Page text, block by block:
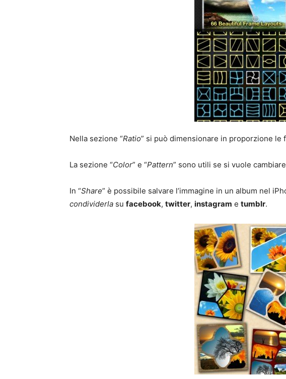
Nella sezione “Ratio” si può dimensionare in proporzione le
La sezione “Color” e “Pattern” sono utili se si vuole
In “Share” è possibile salvare l’immagine in un album nel
condividerla su facebook, twitter, instagram e tumblr.